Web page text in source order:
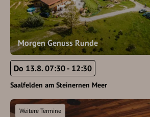
Morgen Genuss Runde
Do 13.8. 07:30 - 12:30
Saalfelden am Steinernen Meer
Weitere Termine